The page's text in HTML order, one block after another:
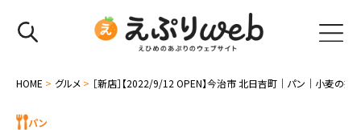
HOME > グルメ > ［新店］【2022/9/12 OPEN】今治市 北日吉町｜パン｜小麦の奴
パン